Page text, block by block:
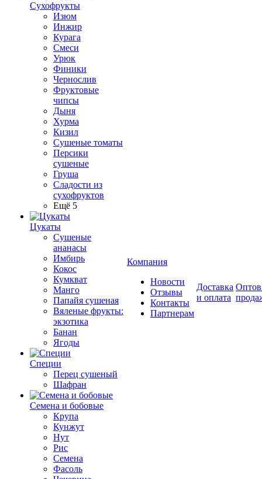
Сухофрукты
Изюм
Инжир
Курага
Смеси
Урюк
Финики
Чернослив
Фруктовые
чипсы
Дыня
Хурма
Кизил
Сушеные томаты
Персики
сушеные
Груша
Сладости из
сухофруктов
Ещё 5
Цукаты
Cушеные
ананасы
Имбирь
Кокос
Кумкват
Манго
Папайя сушеная
Вяленые фрукты:
экзотика
Банан
Ягоды
Специи
Перец сушеный
Шафран
Семена и бобовые
Крупа
Кунжут
Нут
Рис
Семена
Фасоль
Компания
Новости
Отзывы
Контакты
Партнерам
Доставка
и оплата